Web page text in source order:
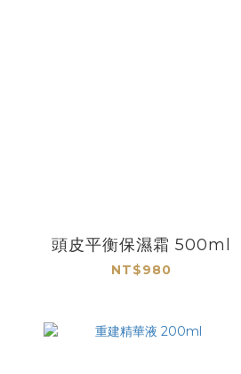
頭皮平衡保濕霜 500ml
NT$980